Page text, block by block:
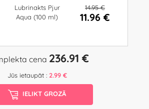
Lubrinakts Pjur
Aqua (100 ml)
14.95 €
11.96 €
cena 236.91 €
Jūs ietaupāt : 2.99 €
IELIKT GROZĀ